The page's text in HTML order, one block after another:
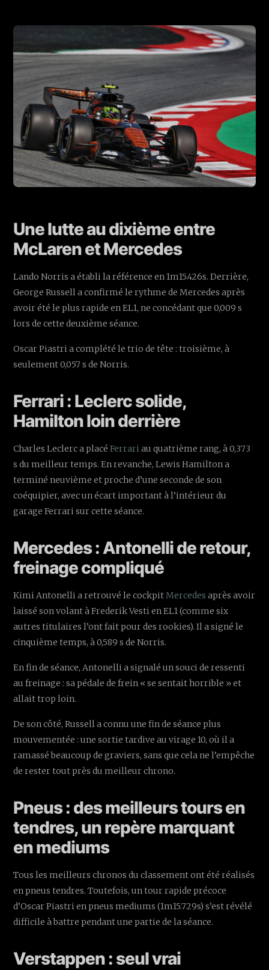
Une lutte au dixième entre
McLaren et Mercedes
Lando Norris a établi la référence en 1m15.426s. Derrière,
George Russell a confirmé le rythme de Mercedes après
avoir été le plus rapide en EL1, ne concédant que 0,009 s
lors de cette deuxième séance.
Oscar Piastri a complété le trio de tête : troisième, à
seulement 0,057 s de Norris.
Ferrari : Leclerc solide,
Hamilton loin derrière
Charles Leclerc a placéFerrari au quatrième rang, à 0,373
s du meilleur temps. En revanche, Lewis Hamilton a
terminé neuvième et proche d’une seconde de son
coéquipier, avec un écart important à l’intérieur du
garage Ferrari sur cette séance.
Mercedes : Antonelli de retour,
freinage compliqué
Kimi Antonelli a retrouvé le cockpitMercedes après avoir
laissé son volant à Frederik Vesti en EL1 (comme six
autres titulaires l’ont fait pour des rookies). Il a signé le
cinquième temps, à 0,589 s de Norris.
En fin de séance, Antonelli a signalé un souci de ressenti
au freinage : sa pédale de frein « se sentait horrible » et
allait trop loin.
De son côté, Russell a connu une fin de séance plus
mouvementée : une sortie tardive au virage 10, où il a
ramassé beaucoup de graviers, sans que cela ne l’empêche
de rester tout près du meilleur chrono.
Pneus : des meilleurs tours en
tendres, un repère marquant
en mediums
Tous les meilleurs chronos du classement ont été réalisés
en pneus tendres. Toutefois, un tour rapide précoce
d’Oscar Piastri en pneus mediums (1m15.729s) s’est révélé
difficile à battre pendant une partie de la séance.
Verstappen : seul vrai